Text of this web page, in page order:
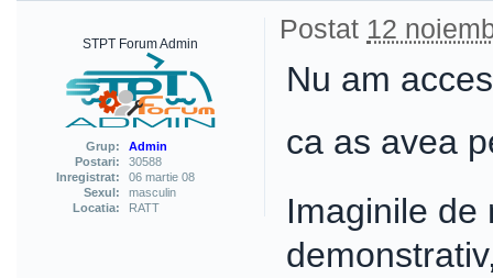
STPT Forum Admin
Grup:
Admin
Postari:
30588
Inregistrat:
06 martie 08
Sexul:
masculin
Locatia:
RATT
Postat 12
Nu am
ca as avea
Imaginile de